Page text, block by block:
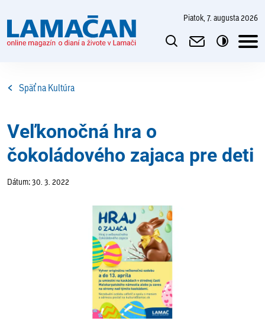
piatok, 7. augusta 2026
Späť na Kultúra
Veľkonočná hra o
čokoládového zajaca pre deti
Dátum: 30. 3. 2022